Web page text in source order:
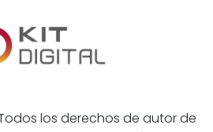
los derechos de autor de